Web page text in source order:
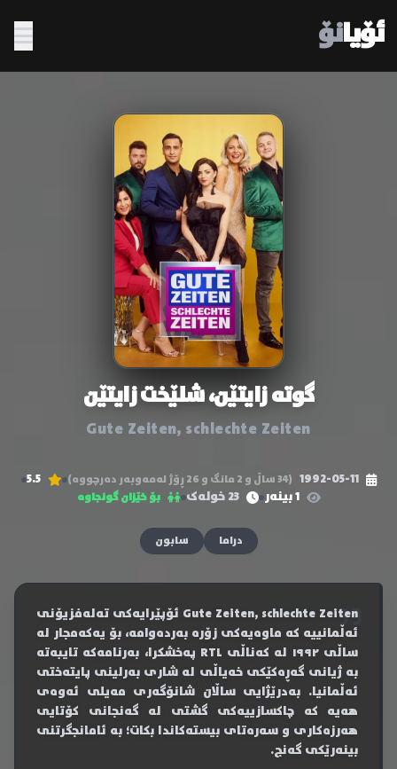
ئۆیانۆ
گوتە زایتێن، شلێخت زایتێن
Gute Zeiten, schlechte Zeiten
1992-05-11 (34 ساڵ و 2 مانگ و 26 ڕۆژ لەمەوبەر دەرچووە)
5.5
1 بینەر
23 خولەک بۆ خێزان گونجاوە
دراما سابون
Gute Zeiten, schlechte Zeiten ئۆپێرایەکی تەلەفزیۆنی
ئەڵمانییە کە ماوەیەکی زۆرە بەردەوامە، بۆ یەکەمجار لە
ساڵی ١٩٩٢ لە کەناڵی RTL پەخشکرا، بەرنامەکە تایبەتە
بە ژیانی گەڕەکێکی خەیاڵی لە شاری بەرلینی پایتەختی
ئەڵمانیا. بەدرێژایی ساڵان شانۆگەری مەیلی ئەوەی
هەیە کە چاکسازییەکی گشتی لە گەنجانی کۆتایی
هەرزەکاری و سەرەتای بیستەکاندا بکات؛ بە ئامانجگرتنی
بینەرێکی گەنج.